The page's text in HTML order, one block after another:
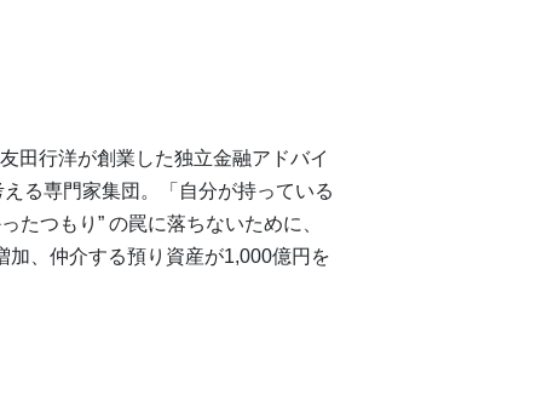
田行洋が創業した独立金融アドバイ
る専門家集団。「自分が持っている
つもり” の罠に落ちないために、
、仲介する預り資産が1,000億円を